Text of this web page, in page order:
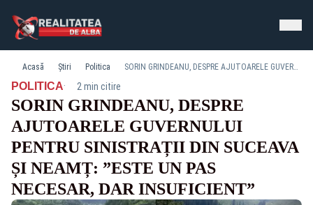
Acasă Știri Politica SORIN GRINDEANU, DESPRE AJUTOARELE GUVERNULUI PENTRU SINISTRAȚII DIN SUCEAVA ȘI NEAMȚ: ”ESTE UN PAS NECESAR, DAR INSUFICIENT”
POLITICA· 2 min citire
SORIN GRINDEANU, DESPRE
AJUTOARELE GUVERNULUI
PENTRU SINISTRAȚII DIN SUCEAVA
ȘI NEAMȚ: ”ESTE UN PAS
NECESAR, DAR INSUFICIENT”